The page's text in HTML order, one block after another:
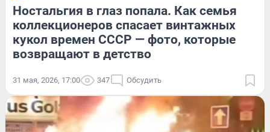
Ностальгия в глаз попала. Как семья
коллекционеров спасает винтажных
кукол времен СССР — фото, которые
возвращают в детство
31 мая, 2026, 17:00 347 Обсудить